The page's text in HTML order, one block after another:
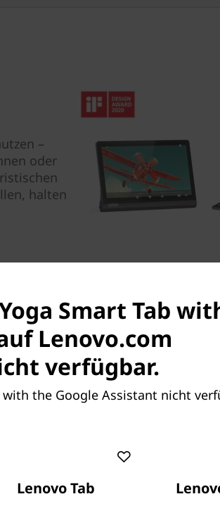
–
oder
halten
Licht,
Smart Tab
Lenovo.com
verfügbar.
the Google Assistant nicht
Lenovo Tab